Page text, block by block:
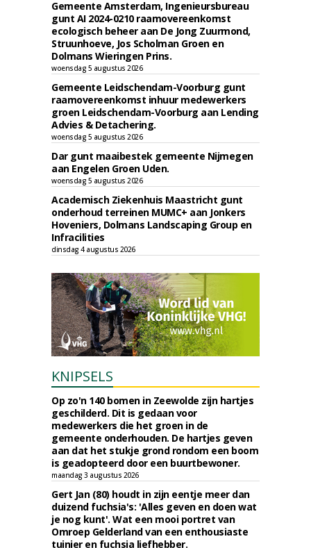
Gemeente Amsterdam, Ingenieursbureau
gunt AI 2024-0210 raamovereenkomst
ecologisch beheer aan De Jong Zuurmond,
Struunhoeve, Jos Scholman Groen en
Dolmans Wieringen Prins.
woensdag 5 augustus 2026
Gemeente Leidschendam-Voorburg gunt
raamovereenkomst inhuur medewerkers
groen Leidschendam-Voorburg aan Lending
Advies & Detachering.
woensdag 5 augustus 2026
Dar gunt maaibestek gemeente Nijmegen
aan Engelen Groen Uden.
woensdag 5 augustus 2026
Academisch Ziekenhuis Maastricht gunt
onderhoud terreinen MUMC+ aan Jonkers
Hoveniers, Dolmans Landscaping Group en
Infracilities
dinsdag 4 augustus 2026
KNIPSELS
Op zo'n 140 bomen in Zeewolde zijn hartjes
geschilderd. Dit is gedaan voor
medewerkers die het groen in de
gemeente onderhouden. De hartjes geven
aan dat het stukje grond rondom een boom
is geadopteerd door een buurtbewoner.
maandag 3 augustus 2026
Gert Jan (80) houdt in zijn eentje meer dan
duizend fuchsia's: 'Alles geven en doen wat
je nog kunt'. Wat een mooi portret van
Omroep Gelderland van een enthousiaste
tuinier en fuchsia liefhebber.